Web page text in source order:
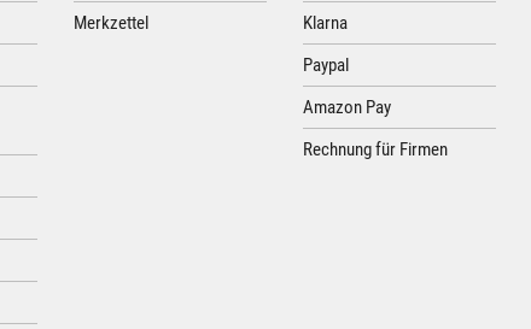
Merkzettel
Klarna
Paypal
Amazon Pay
Rechnung für Firmen